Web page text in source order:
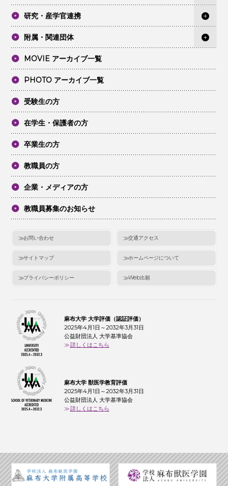
研究・産学官連携
附属・関連団体
MOVIE アーカイブ一覧
PHOTO アーカイブ一覧
受験生の方
在学生・保護者の方
卒業生の方
教職員の方
企業・メディアの方
教職員募集のお知らせ
お問い合わせ 交通アクセス
サイトマップ ホームページについて
プライバシーポリシー Web出願
麻布大学 大学評価（認証評価）
2025年4月1日～2032年3月31日
公益財団法人 大学基準協会
詳しくはこちら
麻布大学 獣医学教育評価
2025年4月1日～2032年3月31日
公益財団法人 大学基準協会
詳しくはこちら